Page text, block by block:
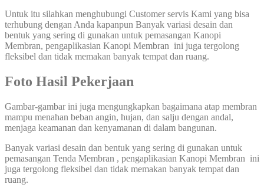
Untuk itu silahkan menghubungi Customer servis Kami yang bisa
terhubung dengan Anda kapanpun Banyak variasi desain dan
bentuk yang sering di gunakan untuk pemasangan Kanopi
Membran, pengaplikasian Kanopi Membran ini juga tergolong
fleksibel dan tidak memakan banyak tempat dan ruang.
Foto Hasil Pekerjaan
Gambar-gambar ini juga mengungkapkan bagaimana atap membran
mampu menahan beban angin, hujan, dan salju dengan andal,
menjaga keamanan dan kenyamanan di dalam bangunan.
Banyak variasi desain dan bentuk yang sering di gunakan untuk
pemasangan Tenda Membran , pengaplikasian Kanopi Membran ini
juga tergolong fleksibel dan tidak memakan banyak tempat dan
ruang.